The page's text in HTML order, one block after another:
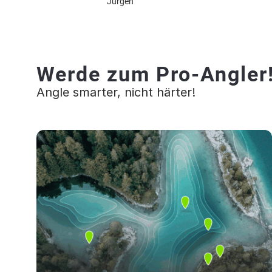
Werde zum Pro-
Angle smarter, nicht härter!